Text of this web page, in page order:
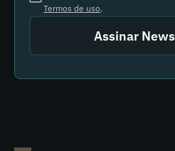
Termos de uso.
Assinar